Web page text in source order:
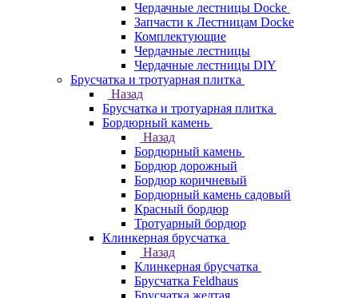
Чердачные лестницы Docke
Запчасти к Лестницам Docke
Комплектующие
Чердачные лестницы
Чердачные лестницы DIY
Брусчатка и тротуарная плитка
Назад
Брусчатка и тротуарная плитка
Бордюрный камень
Назад
Бордюрный камень
Бордюр дорожный
Бордюр коричневый
Бордюрный камень садовый
Красный бордюр
Тротуарный бордюр
Клинкерная брусчатка
Назад
Клинкерная брусчатка
Брусчатка Feldhaus
Брусчатка желтая